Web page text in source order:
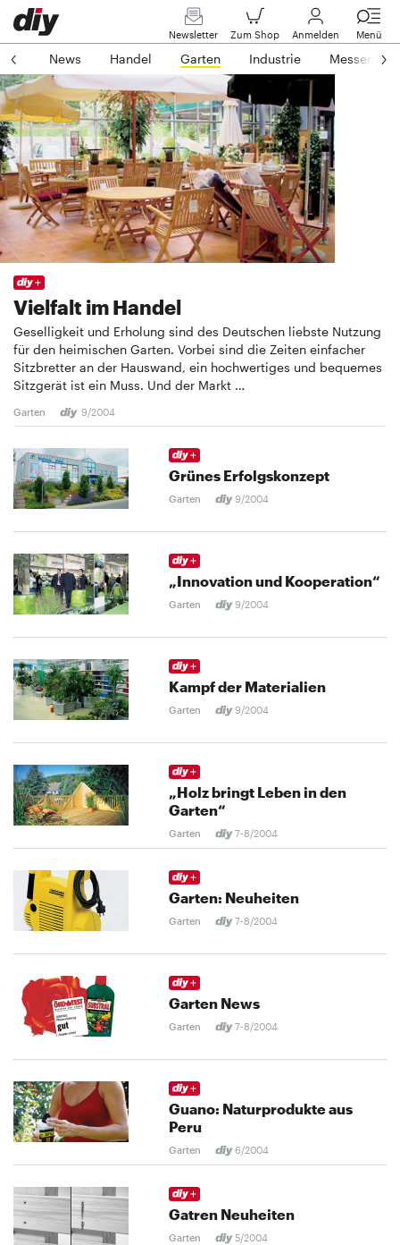
Newsletter Zum Shop Anmelden Menü
News Handel Garten Industrie Messen
Vielfalt im Handel
Geselligkeit und Erholung sind des Deutschen liebste Nutzung
für den heimischen Garten. Vorbei sind die Zeiten einfacher
Sitzbretter an der Hauswand, ein hochwertiges und bequemes
Sitzgerät ist ein Muss. Und der Markt …
Garten 9/2004
Grünes Erfolgskonzept
Garten 9/2004
„Innovation und Kooperation“
Garten 9/2004
Kampf der Materialien
Garten 9/2004
„Holz bringt Leben in den
Garten“
Garten 7-8/2004
Garten: Neuheiten
Garten 7-8/2004
Garten News
Garten 7-8/2004
Guano: Naturprodukte aus
Peru
Garten 6/2004
Gatren Neuheiten
Garten 5/2004